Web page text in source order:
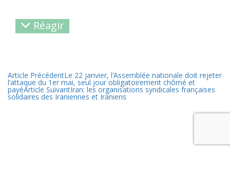
Réagir
Article PrécédentLe 22 janvier, l’Assemblée nationale doit rejeter
l’attaque du 1er mai, seul jour obligatoirement chômé et
payéArticle SuivantIran: les organisations syndicales françaises
solidaires des Iraniennes et Iraniens